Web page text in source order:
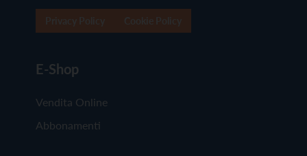
E-Shop
Vendita Online
Abbonamenti